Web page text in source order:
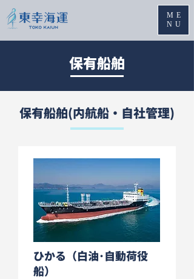
ME
NU
​保有船舶
保有船舶(内航船・自社管理)
ひかる（白油･自動荷役
船）